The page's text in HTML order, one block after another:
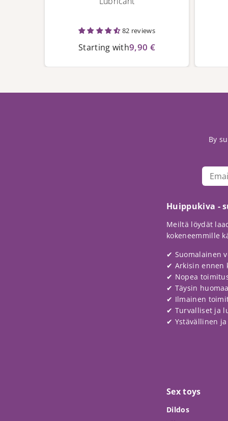
82 reviews
Starting with9,90 €
By
Huippukiva -
Meiltä löydät
kokeneemmille
✔ Suomalainen
✔ Arkisin ennen
✔ Nopea
✔ Täysin
✔ Ilmainen
✔ Turvalliset ja
✔ Ystävällinen
Sex toys
Dildos